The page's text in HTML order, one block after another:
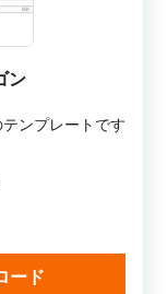
ン
ンプレートです
ード